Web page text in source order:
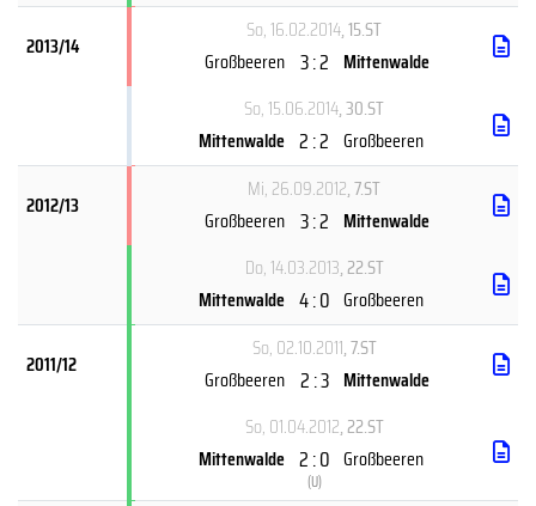
2013/14
So, 16.02.2014, 15.ST
Großbeeren 3 : 2 Mittenwalde
So, 15.06.2014, 30.ST
Mittenwalde 2 : 2 Großbeeren
2012/13
Mi, 26.09.2012, 7.ST
Großbeeren 3 : 2 Mittenwalde
Do, 14.03.2013, 22.ST
Mittenwalde 4 : 0 Großbeeren
2011/12
So, 02.10.2011, 7.ST
Großbeeren 2 : 3 Mittenwalde
So, 01.04.2012, 22.ST
Mittenwalde 2 : 0
(U)
Großbeeren